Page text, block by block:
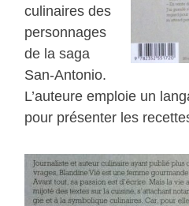
culinaires des
personnages
de la saga
San-Antonio.
L’auteure emploie un
pour présenter les